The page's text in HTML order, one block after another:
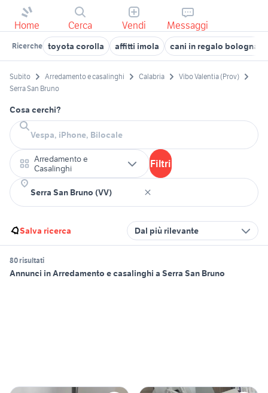
Home Cerca Vendi Messaggi
Ricerche toyota corolla affitti imola cani in regalo bologna
Subito Arredamento e casalinghi Calabria
Vibo Valentia (Prov)
Serra San Bruno
Cosa cerchi?
Arredamento e
Casalinghi
Filtri
Salva ricerca Dal più rilevante
80 risultati
Annunci in Arredamento e casalinghi a Serra San Bruno